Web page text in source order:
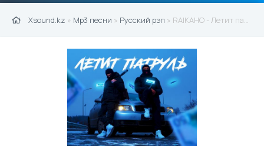
Xsound.kz » Mp3 песни » Русский рэп » RAIKAHO - Летит патруль (by Atlanta) (2021)